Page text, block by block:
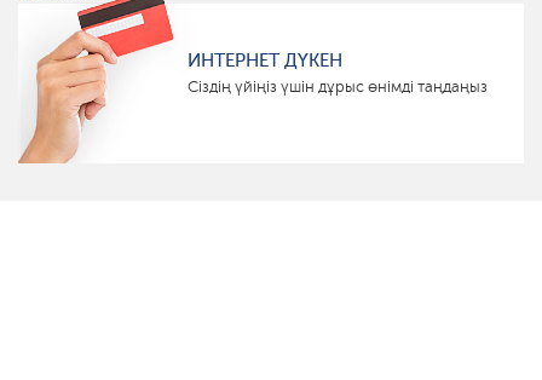
ИНТЕРНЕТ ДҮКЕН
Сіздің үйіңіз үшін дұрыс өнімді таңдаңыз